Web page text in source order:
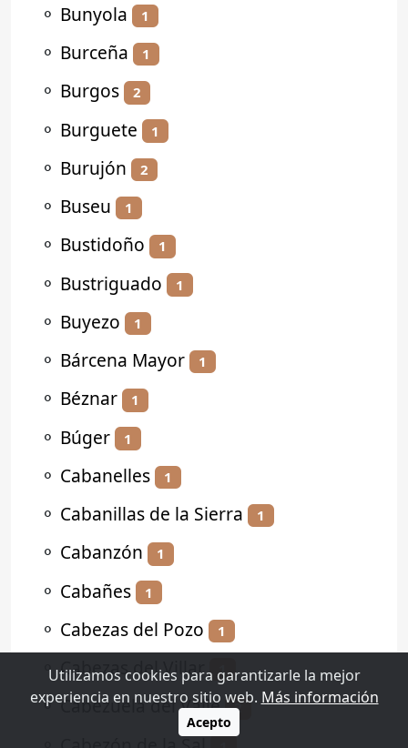
⚬ Bunyola 1
⚬ Burceña 1
⚬ Burgos 2
⚬ Burguete 1
⚬ Burujón 2
⚬ Buseu 1
⚬ Bustidoño 1
⚬ Bustriguado 1
⚬ Buyezo 1
⚬ Bárcena Mayor 1
⚬ Béznar 1
⚬ Búger 1
⚬ Cabanelles 1
⚬ Cabanillas de la Sierra 1
⚬ Cabanzón 1
⚬ Cabañes 1
⚬ Cabezas del Pozo 1
⚬Cabezas del Villar 1
⚬Cabezuela del Valle 2
Utilizamos cookies para garantizarle la mejor
experiencia en nuestro sitio web. Más información
Acepto